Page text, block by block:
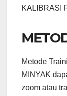
KALIBRASI
Metode
MINYAK
zoom atau